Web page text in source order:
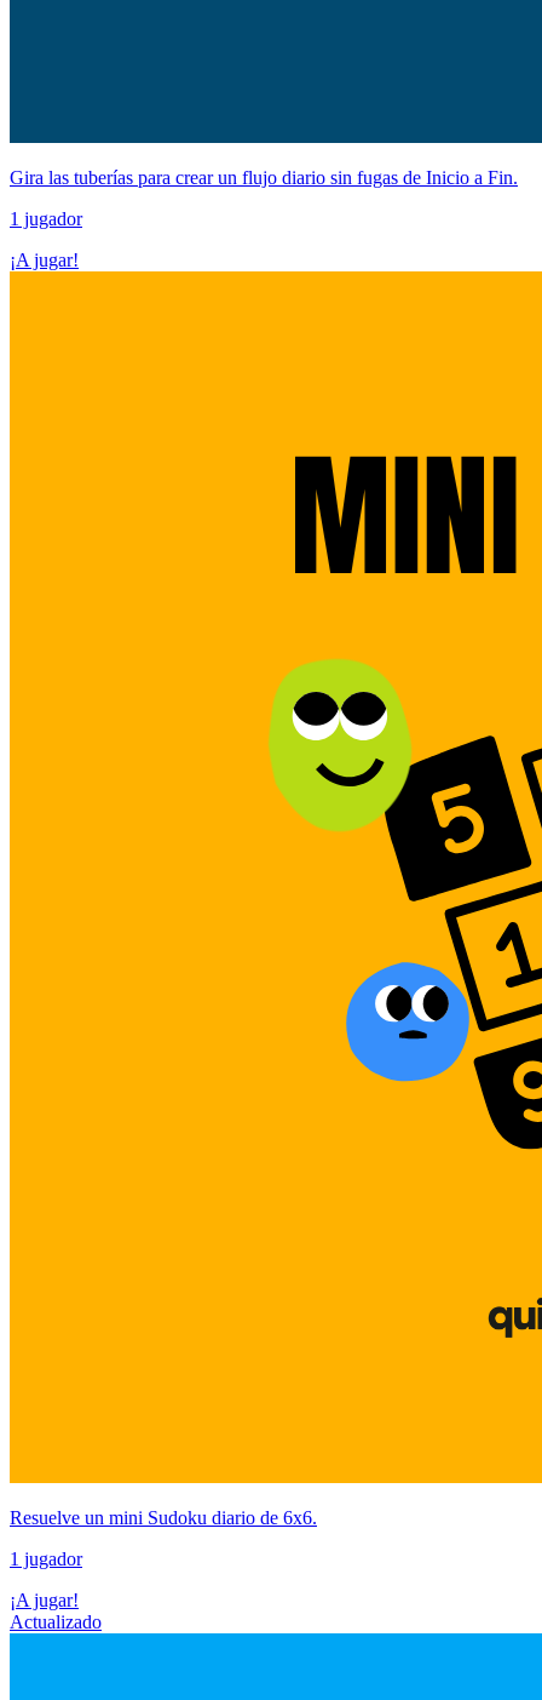
Gira las tuberías para crear un flujo diario sin fugas de Inicio a Fin.
1 jugador
¡A jugar!
Resuelve un mini Sudoku diario de 6x6.
1 jugador
¡A jugar!
Actualizado